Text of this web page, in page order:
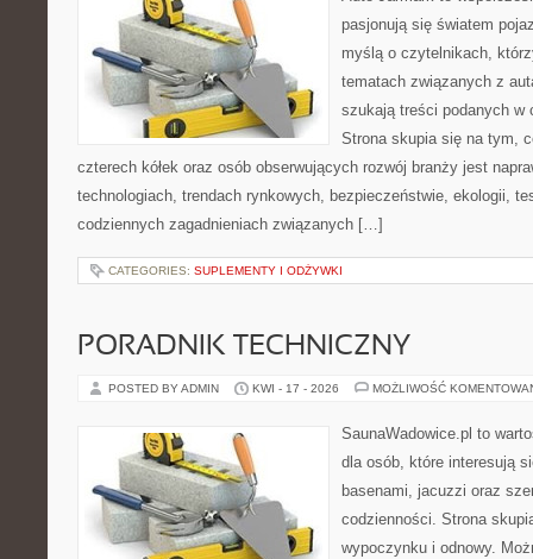
pasjonują się światem
myślą o czytelnikach,
tematach związanych z
szukają treści podanych
Strona skupia się na tym,
czterech kółek oraz osób obserwujących rozwój branży jest
technologiach, trendach rynkowych, bezpieczeństwie, ekologii,
codziennych zagadnieniach związanych […]
CATEGORIES: SUPLEMENTY I ODŻYWKI
PORADNIK TECHNICZNY
POSTED BY ADMIN KWI - 17 - 2026 MOŻLIWOŚĆ
SaunaWadowice.pl to
dla osób, które interesują
basenami, jacuzzi oraz
codzienności. Strona
wypoczynku i odnowy.